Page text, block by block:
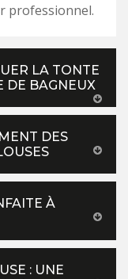
professionnel.
LA TONTE
DE BAGNEUX
DES
À
: UNE